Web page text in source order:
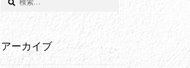
アーカイブ